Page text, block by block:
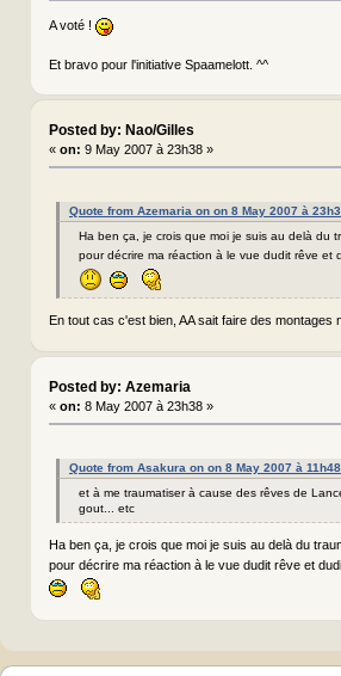
A voté !
Et bravo pour l'initiative Spaamelott. ^^
Posted by: Nao/Gilles
« on: 9 May 2007 à 23h38 »
Quote from Azemaria on on 8 May 2007 à
Ha ben ça, je crois que moi je suis au delà du
pour décrire ma réaction à le vue dudit rêve
En tout cas c'est bien, AA sait faire des montages
Posted by: Azemaria
« on: 8 May 2007 à 23h38 »
Quote from Asakura on on 8 May 2007 à 11h48
et à me traumatiser à cause des rêves de
gout... etc
Ha ben ça, je crois que moi je suis au delà du
pour décrire ma réaction à le vue dudit rêve et